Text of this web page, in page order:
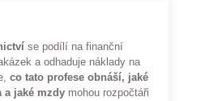
se podílí na finanční
a odhaduje náklady na
co tato profese obnáší, jaké
a jaké mzdy mohou rozpočtáři